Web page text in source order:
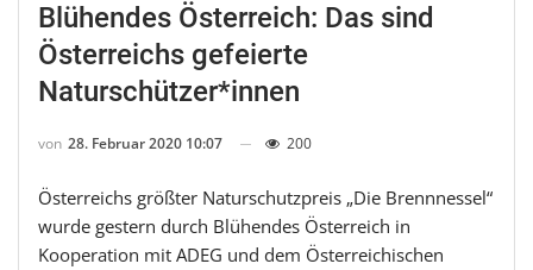
Blühendes Österreich: Das sind
Österreichs gefeierte
Naturschützer*innen
von 28. Februar 2020 10:07 200
Österreichs größter Naturschutzpreis „Die Brennnessel“
wurde gestern durch Blühendes Österreich in
Kooperation mit ADEG und dem Österreichischen